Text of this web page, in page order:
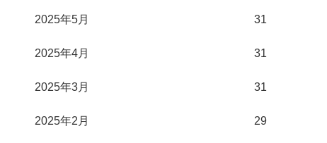
2025年5月 31
2025年4月 31
2025年3月 31
2025年2月 29